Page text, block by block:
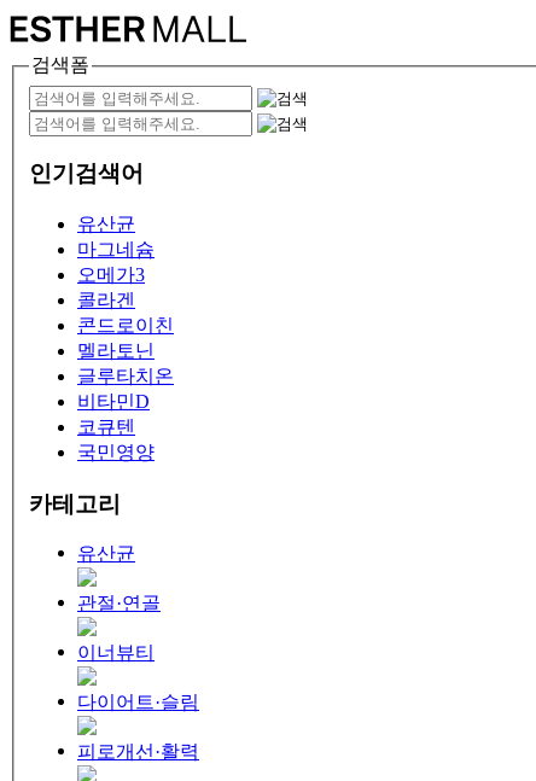
검색폼
인기검색어
유산균
마그네슘
오메가3
콜라겐
콘드로이친
멜라토닌
글루타치온
비타민D
코큐텐
국민영양
카테고리
유산균
관절·연골
이너뷰티
다이어트·슬림
피로개선·활력